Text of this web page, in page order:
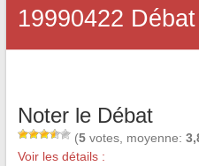
19990422
Noter le Débat
(5votes, moyenne:
Voir les détails :